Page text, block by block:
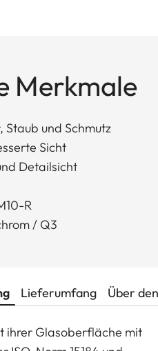
Merkmale
Staub und Schmutz
Sicht
Detailsicht
R
/ Q3
Lieferumfang Über
ihrer Glasoberfläche mit